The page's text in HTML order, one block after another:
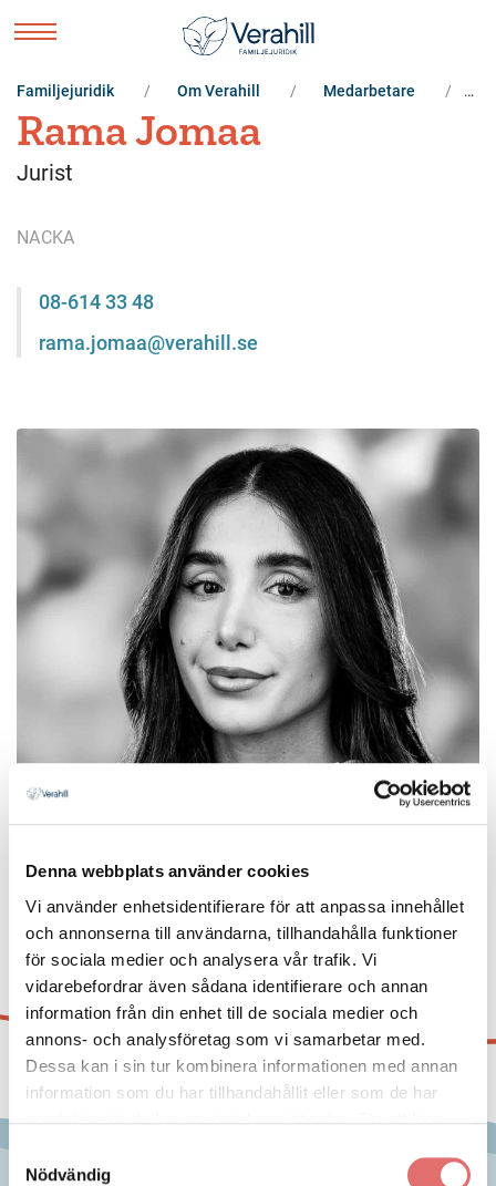
Denna webbplats använder cookies
Vi använder enhetsidentifierare för att anpassa innehållet
och annonserna till användarna, tillhandahålla funktioner
för sociala medier och analysera vår trafik. Vi
vidarebefordrar även sådana identifierare och annan
information från din enhet till de sociala medier och
annons- och analysföretag som vi samarbetar med.
Dessa kan i sin tur kombinera informationen med annan
information som du har tillhandahållit eller som de har
mer här.
Samtyckesval
Nödvändig
Familjejuridik Om Verahill Medarbetare
Rama Jomaa
Jurist
NACKA
08-614 33 48
rama.jomaa@verahill.se